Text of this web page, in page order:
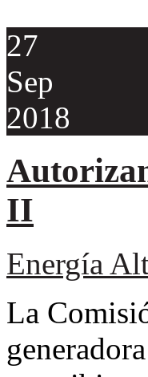
27
Sep
2018
II
Energía
La